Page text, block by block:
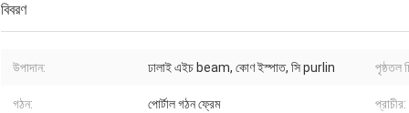
বিবরণ
উপাদান: ঢালাই এইচ beam, কোণ ইস্পাত, সি purlin পৃষ্ঠতল
গঠন: পোর্টাল গঠন ফ্রেম প্রাচীর: